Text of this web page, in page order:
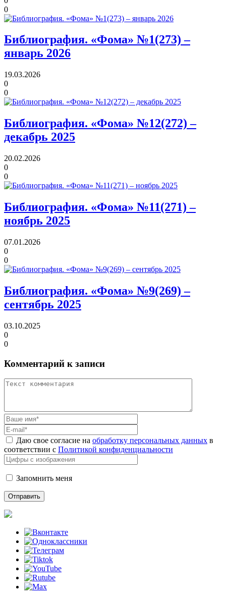
0
Библиография. «Фома» №1(273) –
январь 2026
19.03.2026
0
0
Библиография. «Фома» №12(272) –
декабрь 2025
20.02.2026
0
0
Библиография. «Фома» №11(271) –
ноябрь 2025
07.01.2026
0
0
Библиография. «Фома» №9(269) –
сентябрь 2025
03.10.2025
0
0
Комментарий к записи
Даю свое согласие на обработку персональных данных в
соответствии с Политикой конфиденциальности
Запомнить меня